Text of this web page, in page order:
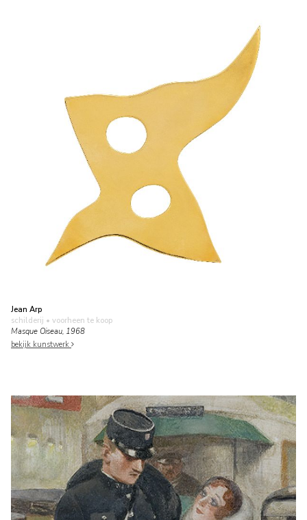
Jean Arp
schilderij • voorheen te koop
Masque Oiseau, 1968
bekijk kunstwerk